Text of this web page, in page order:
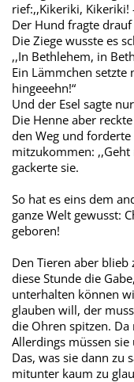
rief:,,Kikeriki, Kikeriki!
Der Hund fragte drauf
Die Ziege wusste es
,,In Bethlehem, in
Ein Lämmchen setzte
hingeeehn!“
Und der Esel sagte
Die Henne aber
den Weg und
mitzukommen: ,,Geht
gackerte sie.
So hat es eins dem
ganze Welt gewusst:
geboren!
Den Tieren aber
diese Stunde die
unterhalten können
glauben will, der
die Ohren spitzen.
Allerdings müssen
Das, was sie dann zu
mitunter kaum zu